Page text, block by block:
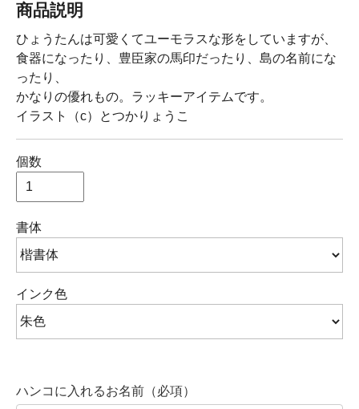
商品説明
ひょうたんは可愛くてユーモラスな形をしていますが、
食器になったり、豊臣家の馬印だったり、島の名前にな
ったり、
かなりの優れもの。ラッキーアイテムです。
イラスト（c）とつかりょうこ
個数
書体
インク色
ハンコに入れるお名前（必項）